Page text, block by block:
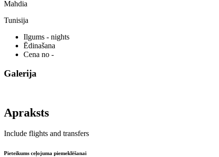
Mahdia
Tunisija
Ilgums - nights
Ēdinašana
Cena no -
Galerija
Apraksts
Include flights and transfers
Pieteikums ceļojuma piemeklēšanai